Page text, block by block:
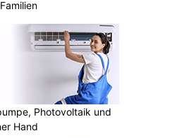
Photovoltaik und
Hand